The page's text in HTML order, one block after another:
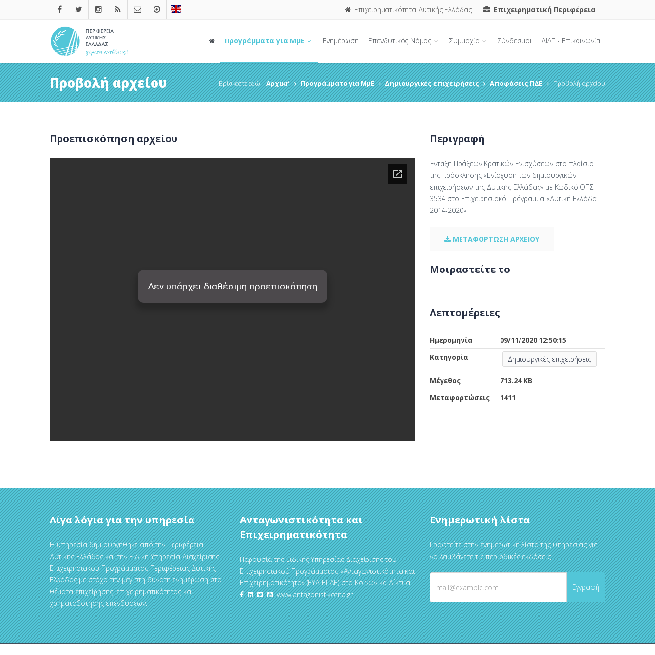
Επιχειρηματικότητα Δυτικής Ελλάδας Επιχειρηματική Περιφέρεια
Προγράμματα για ΜμΕ Ενημέρωση Επενδυτικός Νόμος Συμμαχία Σύνδεσμοι ΔΙΑΠ - Επικοινωνία
Προβολή αρχείου Βρίσκεστε εδώ: Αρχική Προγράμματα για ΜμΕ Δημιουργικές επιχειρήσεις Αποφάσεις ΠΔΕ Προβολή αρχείου
Προεπισκόπηση αρχείου Περιγραφή
Ένταξη Πράξεων Κρατικών Ενισχύσεων στο πλαίσιο
της πρόσκλησης «Ενίσχυση των δημιουργικών
επιχειρήσεων της Δυτικής Ελλάδας» με Κωδικό ΟΠΣ
3534 στο Επιχειρησιακό Πρόγραμμα «Δυτική Ελλάδα
2014-2020»
ΜΕΤΑΦΟΡΤΩΣΗ ΑΡΧΕΙΟΥ
Μοιραστείτε το
Λεπτομέρειες
Ημερομηνία
09/11/2020 12:50:15
Κατηγορία
Δημιουργικές επιχειρήσεις
Μέγεθος
713.24 KB
Μεταφορτώσεις
1411
Λίγα λόγια για την υπηρεσία
Η υπηρεσία δημιουργήθηκε από την Περιφέρεια
Δυτικής Ελλάδας και την Ειδική Υπηρεσία Διαχείρισης
Επιχειρησιακού Προγράμματος Περιφέρειας Δυτικής
Ελλάδας με στόχο την μέγιστη δυνατή ενημέρωση στα
θέματα επιχείρησης, επιχειρηματικότητας και
χρηματοδότησης επενδύσεων.
Ανταγωνιστικότητα και
Επιχειρηματικότητα
Παρουσία της Ειδικής Υπηρεσίας Διαχείρισης του
Επιχειρησιακού Προγράμματος «Ανταγωνιστικότητα και
Επιχειρηματικότητα» (ΕΥΔ ΕΠΑΕ) στα Κοινωνικά Δίκτυα
www.antagonistikotita.gr
Ενημερωτική λίστα
Γραφτείτε στην ενημερωτική λίστα της υπηρεσίας για
να λαμβάνετε τις περιοδικές εκδόσεις